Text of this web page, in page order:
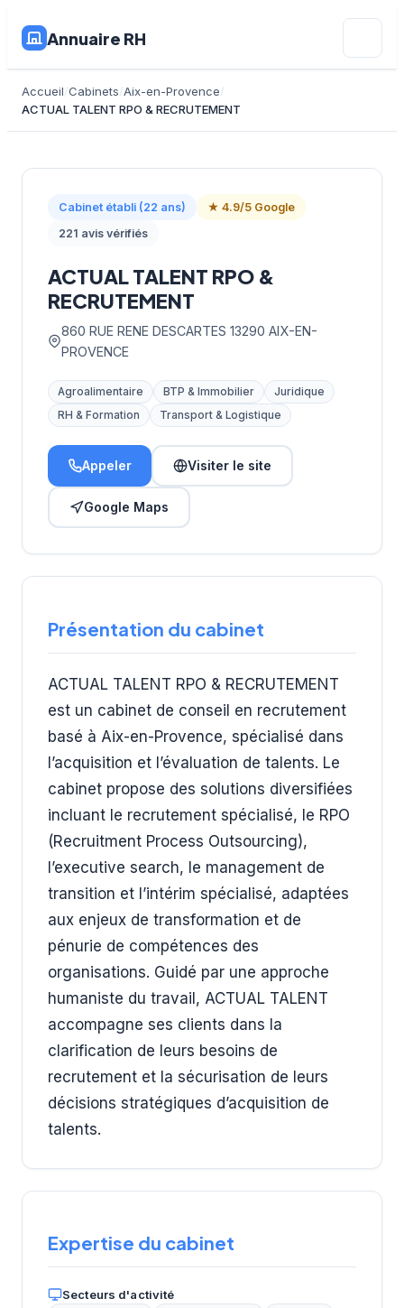
Annuaire RH
Accueil Cabinets Aix-en-Provence
ACTUAL TALENT RPO & RECRUTEMENT
Cabinet établi (22 ans)
★ 4.9/5 Google
221 avis vérifiés
ACTUAL TALENT RPO &
RECRUTEMENT
860 RUE RENE DESCARTES 13290 AIX-EN-
PROVENCE
Agroalimentaire BTP & Immobilier
Juridique
RH & Formation
Transport & Logistique
Appeler Visiter le site
Google Maps
Présentation du cabinet
ACTUAL TALENT RPO & RECRUTEMENT
est un cabinet de conseil en recrutement
basé à Aix-en-Provence, spécialisé dans
l’acquisition et l’évaluation de talents. Le
cabinet propose des solutions diversifiées
incluant le recrutement spécialisé, le RPO
(Recruitment Process Outsourcing),
l’executive search, le management de
transition et l’intérim spécialisé, adaptées
aux enjeux de transformation et de
pénurie de compétences des
organisations. Guidé par une approche
humaniste du travail, ACTUAL TALENT
accompagne ses clients dans la
clarification de leurs besoins de
recrutement et la sécurisation de leurs
décisions stratégiques d’acquisition de
talents.
Expertise du cabinet
Secteurs d'activité